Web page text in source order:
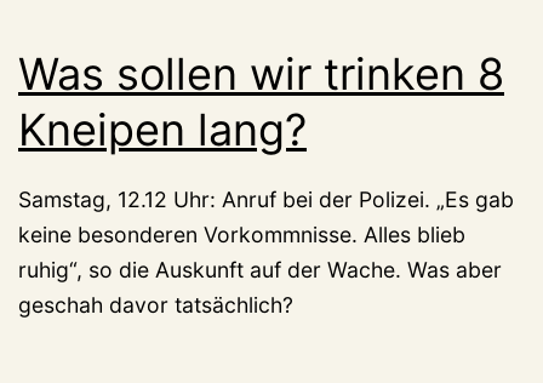
Was sollen wir trinken 8
Kneipen lang?
Samstag, 12.12 Uhr: Anruf bei der Polizei. „Es gab
keine besonderen Vorkommnisse. Alles blieb
ruhig“, so die Auskunft auf der Wache. Was aber
geschah davor tatsächlich?